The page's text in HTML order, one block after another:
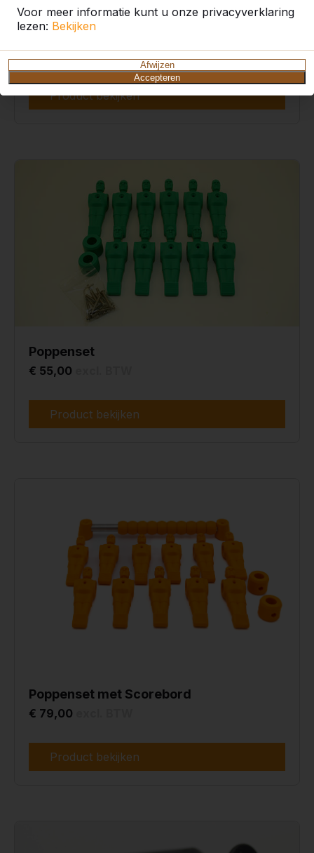
Voor meer informatie kunt u onze privacyverklaring
lezen: Bekijken
Afwijzen
Accepteren
Voetbalpop per stuk
€ 6,00 excl. BTW
Product bekijken
Poppenset
€ 55,00
Product bekijken
Poppenset met Scorebord
€ 79,00
Product bekijken